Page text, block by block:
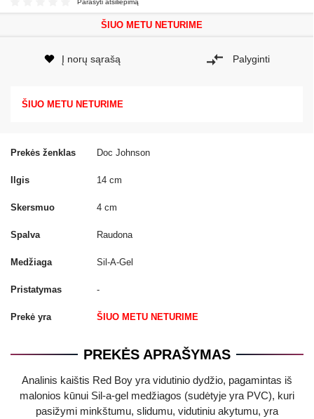
Parašyti atsiliepimą
Prekės ženklas Doc Johnson
Ilgis 14 cm
Skersmuo 4 cm
Spalva Raudona
Medžiaga Sil-A-Gel
Pristatymas -
Prekė yra ŠIUO METU NETURIME
ŠIUO METU NETURIME
Į norų sąrašą Palyginti
ŠIUO METU NETURIME
PREKĖS APRAŠYMAS
Analinis kaištis Red Boy yra vidutinio dydžio, pagamintas iš
malonios kūnui Sil-a-gel medžiagos (sudėtyje yra PVC), kuri
pasižymi minkštumu, slidumu, vidutiniu akytumu, yra